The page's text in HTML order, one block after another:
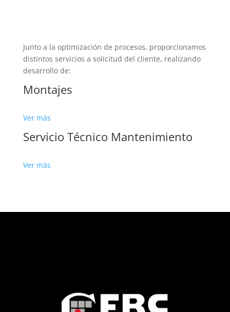
Junto a la optimización de procesos, proporcionamos
distintos servicios a solicitud del cliente, realizando
desarrollo de:
Montajes
Ver más
Servicio Técnico Mantenimiento
Ver más